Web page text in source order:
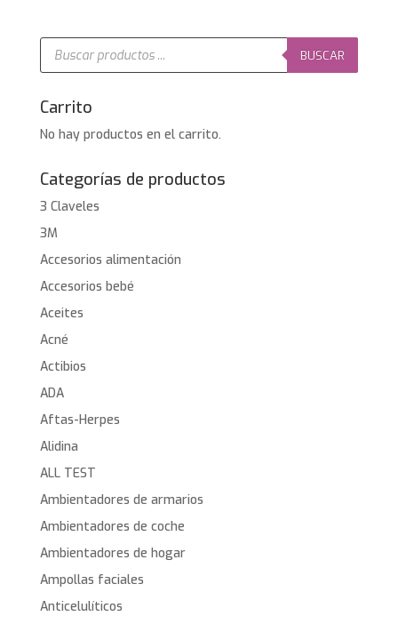
Búsqueda
productos
BUSCAR
Carrito
No hay productos en el carrito.
Categorías de productos
3 Claveles
3M
Accesorios alimentación
Accesorios bebé
Aceites
Acné
Actibios
ADA
Aftas-Herpes
Alidina
ALL TEST
Ambientadores de armarios
Ambientadores de coche
Ambientadores de hogar
Ampollas faciales
Anticelulíticos